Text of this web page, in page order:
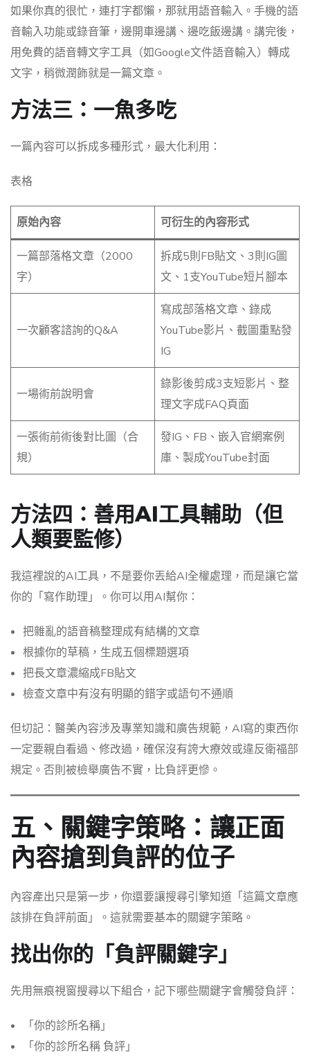
如果你真的很忙，連打字都懶，那就用語音輸入。手機的語
音輸入功能或錄音筆，邊開車邊講、邊吃飯邊講。講完後，
用免費的語音轉文字工具（如Google文件語音輸入）轉成
文字，稍微潤飾就是一篇文章。
方法三：一魚多吃
一篇內容可以拆成多種形式，最大化利用：
表格
原始內容 可衍生的內容形式
一篇部落格文章（2000
字）
拆成5則FB貼文、3則IG圖
文、1支YouTube短片腳本
一次顧客諮詢的Q&A
寫成部落格文章、錄成
YouTube影片、截圖重點發
IG
一場術前說明會
錄影後剪成3支短影片、整
理文字成FAQ頁面
一張術前術後對比圖（合
規）
發IG、FB、嵌入官網案例
庫、製成YouTube封面
方法四：善用AI工具輔助（但
人類要監修）
我這裡說的AI工具，不是要你丟給AI全權處理，而是讓它當
你的「寫作助理」。你可以用AI幫你：
把雜亂的語音稿整理成有結構的文章
根據你的草稿，生成五個標題選項
把長文章濃縮成FB貼文
檢查文章中有沒有明顯的錯字或語句不通順
但切記：醫美內容涉及專業知識和廣告規範，AI寫的東西你
一定要親自看過、修改過，確保沒有誇大療效或違反衛福部
規定。否則被檢舉廣告不實，比負評更慘。
五、關鍵字策略：讓正面
內容搶到負評的位子
內容產出只是第一步，你還要讓搜尋引擎知道「這篇文章應
該排在負評前面」。這就需要基本的關鍵字策略。
找出你的「負評關鍵字」
先用無痕視窗搜尋以下組合，記下哪些關鍵字會觸發負評：
「你的診所名稱」
「你的診所名稱 負評」